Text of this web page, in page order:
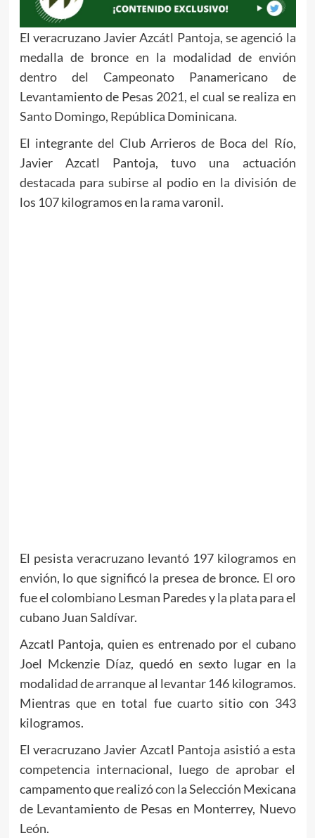
El veracruzano Javier Azcátl Pantoja, se agenció la
medalla de bronce en la modalidad de envión
dentro del Campeonato Panamericano de
Levantamiento de Pesas 2021, el cual se realiza en
Santo Domingo, República Dominicana.
El integrante del Club Arrieros de Boca del Río,
Javier Azcatl Pantoja, tuvo una actuación
destacada para subirse al podio en la división de
los 107 kilogramos en la rama varonil.
El pesista veracruzano levantó 197 kilogramos en
envión, lo que significó la presea de bronce. El oro
fue el colombiano Lesman Paredes y la plata para el
cubano Juan Saldívar.
Azcatl Pantoja, quien es entrenado por el cubano
Joel Mckenzie Díaz, quedó en sexto lugar en la
modalidad de arranque al levantar 146 kilogramos.
Mientras que en total fue cuarto sitio con 343
kilogramos.
El veracruzano Javier Azcatl Pantoja asistió a esta
competencia internacional, luego de aprobar el
campamento que realizó con la Selección Mexicana
de Levantamiento de Pesas en Monterrey, Nuevo
León.